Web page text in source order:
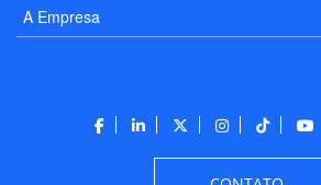
A Empresa